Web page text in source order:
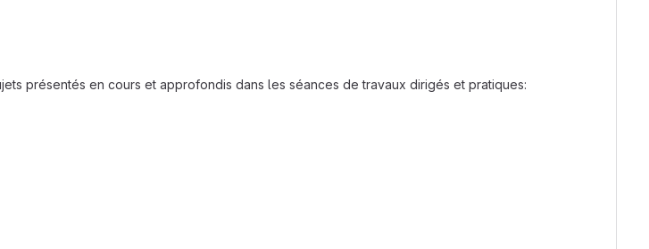
présentés en cours et approfondis dans les séances de travaux dirigés et pratiques: